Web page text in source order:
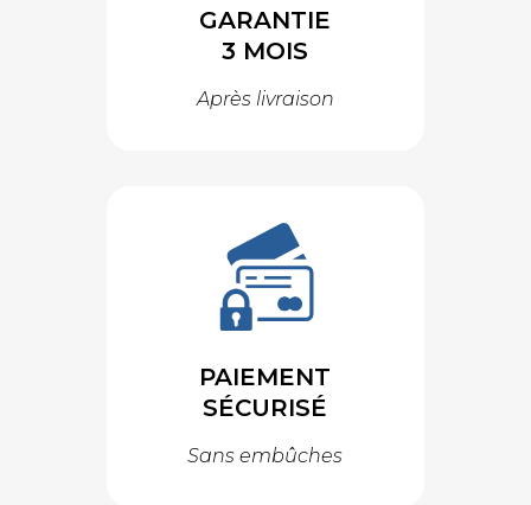
GARANTIE
3 MOIS
Après livraison
PAIEMENT
SÉCURISÉ
Sans embûches